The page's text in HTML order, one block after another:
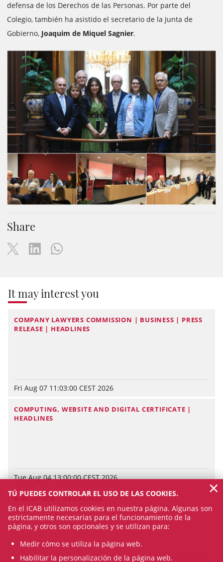
defensa de los Derechos de las Personas. Por parte del
Colegio, también ha asistido el secretario de la Junta de
Gobierno, Joaquim de Miquel Sagnier.
Share
It may interest you
COMPANY LAWYERS COMMISSION | BUSINESS | PRESS
RELEASE | HEADLINES
Fri Aug 07 11:03:00 CEST 2026
COMPUTING, WEBSITE AND DIGITAL CERTIFICATE |
HEADLINES
Tue Aug 04 13:00:00 CEST 2026
BIBLIOTECA | HEADLINES
TÚ PUEDES CONTROLAR EL USO DE LAS COOKIES.
En el ICAB utilizamos cookies en nuestra página. Algunas son
estrictamente necesarias para el funcionamiento de la
página, y otros son opcionales y se utilizan para:
Medir cómo se utiliza la página web.
Habilitar la personalización de la página web.
×